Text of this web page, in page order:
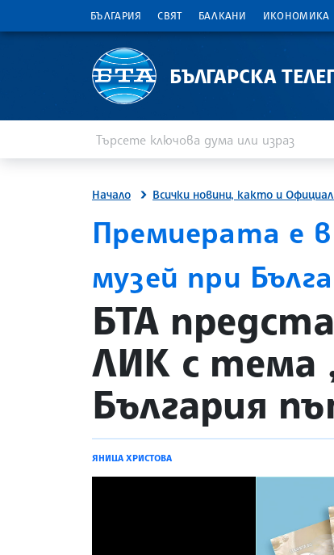
БЪЛГАРИЯ СВЯТ БАЛКАНИ ИКОНОМИКА
БЪЛГАРСКА
Начало Всички новини, както и
Премиерата е
музей при
site.bta
БТА
ЛИК с тема
България
ЯНИЦА ХРИСТОВА